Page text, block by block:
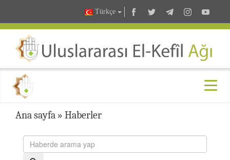
Türkçe
Ana sayfa » Haberler